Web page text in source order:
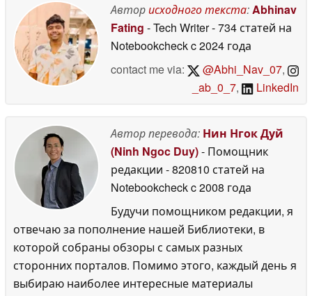
частотой
обновления 165 Гц, а
также магнитной
подставкой12 June
2026
Авторисходного текста:Abhinav
Fating - Tech Writer- 734 статей на
Notebookcheckc 2024 года
contact me via:
@Abhi_Nav_07,
_ab_0_7, LinkedIn
Автор перевода: Нин Нгок Дуй
(Ninh Ngoc Duy)- Помощник
редакции - 820810 статей на
Notebookcheckc 2008 года
Будучи помощником редакции, я
отвечаю за пополнение нашей Библиотеки, в
которой собраны обзоры с самых разных
сторонних порталов. Помимо этого, каждый день я
выбираю наиболее интересные материалы